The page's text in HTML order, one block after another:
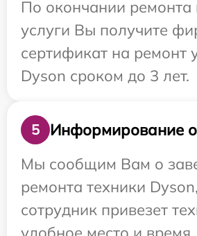
По окончании ремонта
услуги Вы получите
сертификат на ремонт
Dyson сроком до 3 лет.
5
Информирование о
Мы сообщим Вам о
ремонта техники
сотрудник привезет